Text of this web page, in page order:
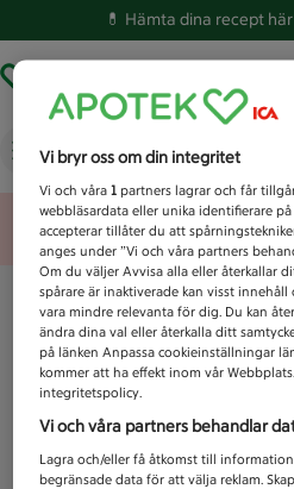
💊 Hämta dina recept
Vad letar du efter idag?
Unknown
Vi bryr oss om din integritet
Vi och våra1 partners lagrar och får
webbläsardata eller unika identifierare
accepterar tillåter du att
anges under ”Vi och våra partners
Om du väljer Avvisa alla eller återkallar
spårare är inaktiverade kan visst
vara mindre relevanta för dig. Du kan
ändra dina val eller återkalla ditt
på länken Anpassa cookieinställningar
kommer att ha effekt inom vår
integritetspolicy.
Vi och våra partners behandlar
Lagra och/eller få åtkomst till
begränsade data för att välja reklam.